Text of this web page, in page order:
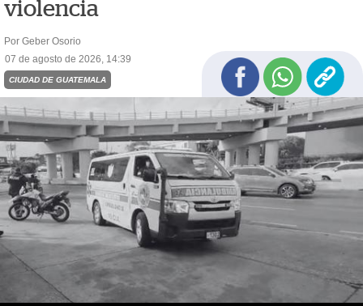
violencia
Por Geber Osorio
07 de agosto de 2026, 14:39
CIUDAD DE GUATEMALA